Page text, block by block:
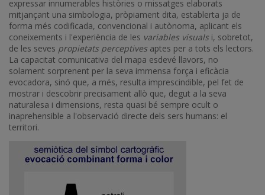
expressar innumerables històries o missatges elaborats
mitjançant una simbologia, pròpiament dita, establerta ja de
forma més codificada, convencional i autònoma, aplicant els
coneixements i l'experiència de les variables visuals i, sobretot,
de les seves propietats perceptives aptes per a tots els lectors.
La capacitat comunicativa del mapa esdevé llavors, no
solament sorprenent per la seva immensa força i eficàcia
evocadora, sinó que, a més, resulta imprescindible, pel fet de
mostrar i descobrir precisament allò que, degut a la seva
naturalesa i dimensions, resta quasi bé sempre ocult o
inaprehensible a l'observació directe dels sers humans: el
territori.
Imatge